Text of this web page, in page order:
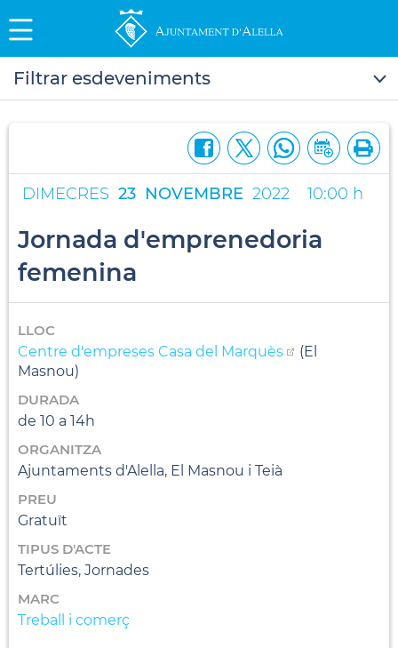
Filtrar esdeveniments
DIMECRES 23 NOVEMBRE 2022 10:00 h
Jornada d'emprenedoria
femenina
LLOC
Centre d'empreses Casa del Marquès
(El
Masnou)
DURADA
de 10 a 14h
ORGANITZA
Ajuntaments d'Alella, El Masnou i Teià
PREU
Gratuït
TIPUS D'ACTE
Tertúlies, Jornades
MARC
Treball i comerç